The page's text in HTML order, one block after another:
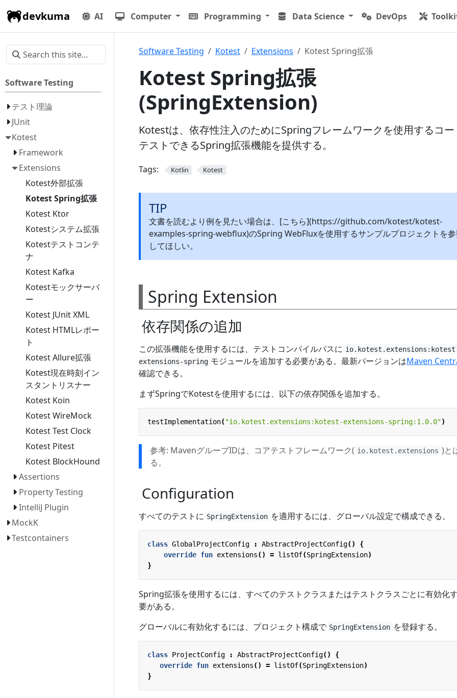
devkuma AI Computer Programming Data Science DevOps
Software Testing
テスト理論
JUnit
Kotest
Framework
Extensions
Kotest外部拡張
Kotest Spring拡張
Kotest Ktor
Kotestシステム拡張
Kotestテストコンテ
ナ
Kotest Kafka
Kotestモックサーバ
ー
Kotest JUnit XML
Kotest HTMLレポー
ト
Kotest Allure拡張
Kotest現在時刻イン
スタントリスナー
Kotest Koin
Kotest WireMock
Kotest Test Clock
Kotest Pitest
Kotest BlockHound
Assertions
Property Testing
IntelliJ Plugin
MockK
Testcontainers
Software Testing Kotest Extensions Kotest Spring拡張
Kotest Spring拡張
(SpringExtension)
Kotestは、依存性注入のためにSpringフレームワークを使用するコ
テストできるSpring拡張機能を提供する。
Tags: Kotlin Kotest
TIP
文書を読むより例を見たい場合は、[こちら](https://github.com/kotest/kotest-
examples-spring-webflux)のSpring WebFluxを使用するサンプルプロジェクトを
してほしい。
Spring Extension
依存関係の追加
この拡張機能を使用するには、テストコンパイルパスに
extensions-spring モジュールを追加する必要がある。最新バージョンはMaven
確認できる。
まずSpringでKotestを使用するには、以下の依存関係を追加する。
testImplementation("io.kotest.extensions:kotest-extensions-spring:1.0.0")
参考: MavenグループIDは、コアテストフレームワーク( io.kotest.extensions )と
る。
Configuration
すべてのテストに SpringExtension を適用するには、グローバル設定で構成できる。
class GlobalProjectConfig : AbstractProjectConfig()
{
override fun extensions() = listOf(SpringExtension)
}
Spring拡張を使用するには、すべてのテストクラスまたはテストクラスごとに有効化
要がある。
グローバルに有効化するには、プロジェクト構成で SpringExtension を登録する。
class ProjectConfig : AbstractProjectConfig()
{
override fun extensions() = listOf(SpringExtension)
}